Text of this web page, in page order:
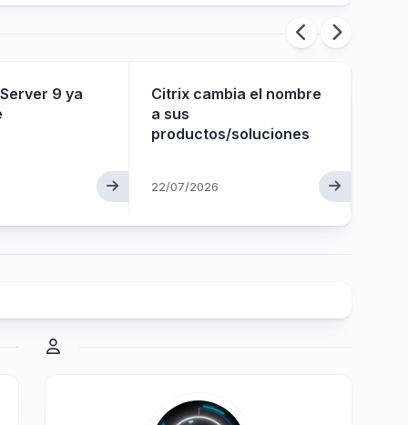
9 ya
Citrix cambia el nombre
a sus
productos/soluciones
22/07/2026